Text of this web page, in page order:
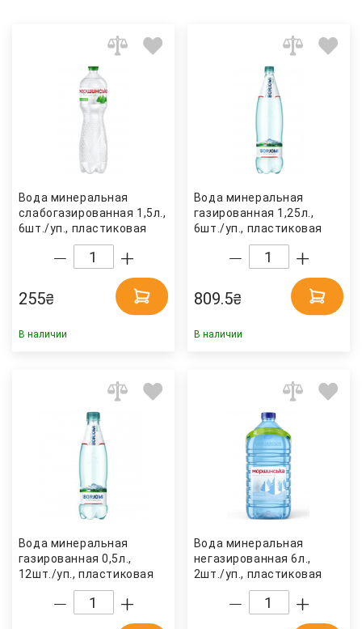
Вода минеральная
слабогазированная 1,5л.,
6шт./уп., пластиковая
бутылка Моршинская
255₴
В наличии
Вода минеральная
газированная 1,25л.,
6шт./уп., пластиковая
бутылка Borjomi
809.5₴
В наличии
Вода минеральная
газированная 0,5л.,
12шт./уп., пластиковая
бутылка Borjomi
Вода минеральная
негазированная 6л.,
2шт./уп., пластиковая
бутылка Моршинская